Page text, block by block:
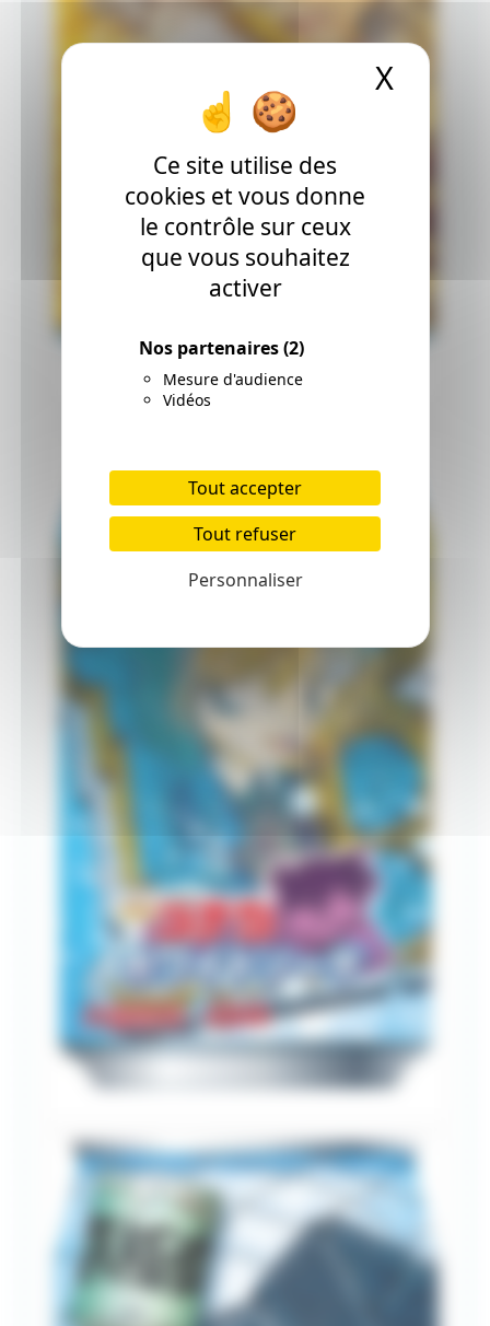
Ce site utilise des
cookies et vous donne
le contrôle sur ceux
que vous souhaitez
activer
Nos partenaires(2)
Mesure d'audience
Vidéos
Tout accepter
Tout refuser
Personnaliser
X